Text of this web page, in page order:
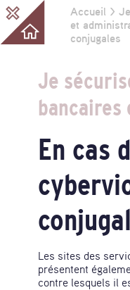
Guide
de
protection
Vous
êtes
ici
Accueil >
et
conjugales
Je
bancaires
En cas
Les sites des
présentent
contre lesquels il